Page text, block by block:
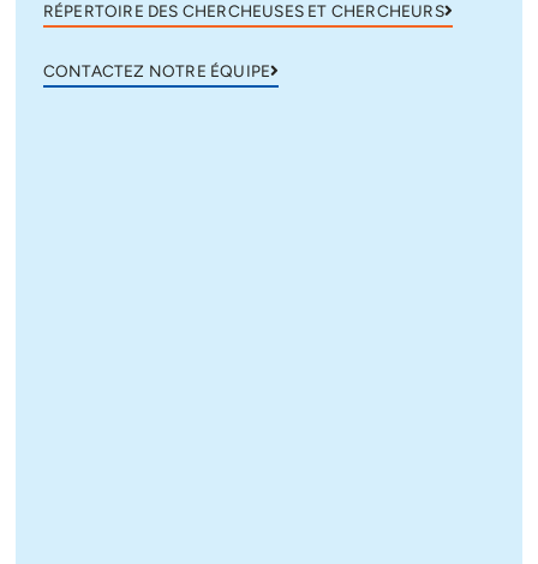
RÉPERTOIRE DES CHERCHEUSES ET CHERCHEURS
CONTACTEZ NOTRE ÉQUIPE